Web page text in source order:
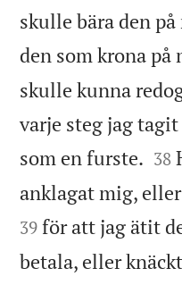
skulle bära den
den som krona
skulle kunna
varje steg jag
som en furste. 

38
anklagat mig,
39 för att jag ätit
betala, eller